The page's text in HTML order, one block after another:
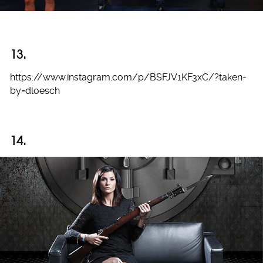
13.
https://www.instagram.com/p/BSFJV1KF3xC/?taken-
by=dloesch
14.